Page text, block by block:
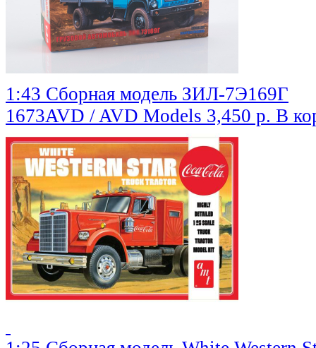
1:43 Сборная модель ЗИЛ-7Э169Г
1673AVD / AVD Models 3,450 р. В